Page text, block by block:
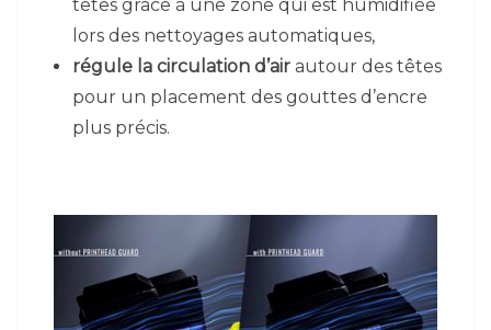
têtes grâce à une zone qui est humidifiée
lors des nettoyages automatiques,
régule la circulation d’air autour des têtes
pour un placement des gouttes d’encre
plus précis.